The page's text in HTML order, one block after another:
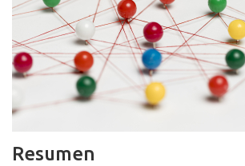
Resumen